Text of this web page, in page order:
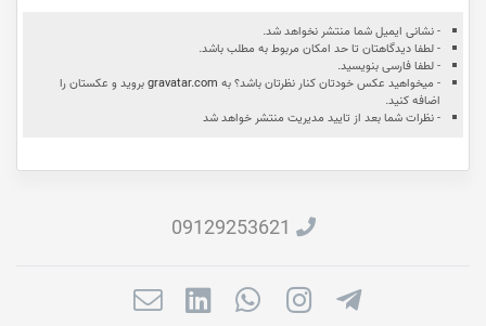
- نشانی ایمیل شما منتشر نخواهد شد.
- لطفا دیدگاهتان تا حد امکان مربوط به مطلب باشد.
- لطفا فارسی بنویسید.
- میخواهید عکس خودتان کنار نظرتان باشد؟ به gravatar.comبروید و عکستان را
اضافه کنید.
- نظرات شما بعد از تایید مدیریت منتشر خواهد شد
09129253621